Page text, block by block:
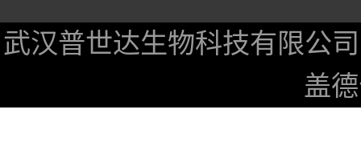
武汉普世达生物科技有限公司
盖